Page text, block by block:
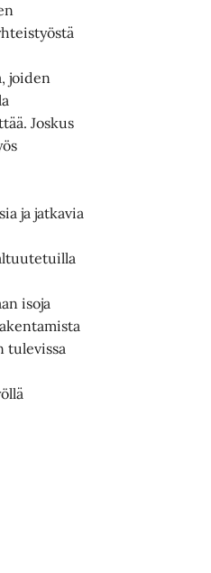
joiden
Joskus
ja jatkavia
isoja
tulevissa